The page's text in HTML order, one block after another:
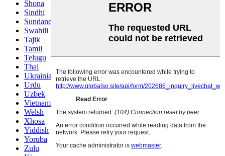
Shona
Sindhi
Sundanese
Swahili
Tajik
Tamil
Telugu
Thai
Ukrainian
Urdu
Uzbek
Vietnamese
Welsh
Xhosa
Yiddish
Yoruba
Zulu